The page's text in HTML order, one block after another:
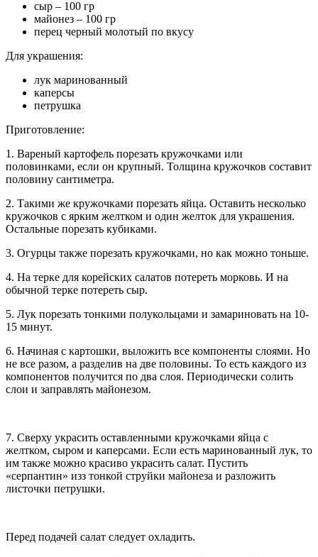
сыр – 100 гр
майонез – 100 гр
перец черный молотый по вкусу
Для украшения:
лук маринованный
каперсы
петрушка
Приготовление:
1. Вареный картофель порезать кружочками или
половинками, если он крупный. Толщина кружочков составит
половину сантиметра.
2. Такими же кружочками порезать яйца. Оставить несколько
кружочков с ярким желтком и один желток для украшения.
Остальные порезать кубиками.
3. Огурцы также порезать кружочками, но как можно тоньше.
4. На терке для корейских салатов потереть морковь. И на
обычной терке потереть сыр.
5. Лук порезать тонкими полукольцами и замариновать на 10-
15 минут.
6. Начиная с картошки, выложить все компоненты слоями. Но
не все разом, а разделив на две половины. То есть каждого из
компонентов получится по два слоя. Периодически солить
слои и заправлять майонезом.
7. Сверху украсить оставленными кружочками яйца с
желтком, сыром и каперсами. Если есть маринованный лук, то
им также можно красиво украсить салат. Пустить
«серпантин» изз тонкой струйки майонеза и разложить
листочки петрушки.
Перед подачей салат следует охладить.